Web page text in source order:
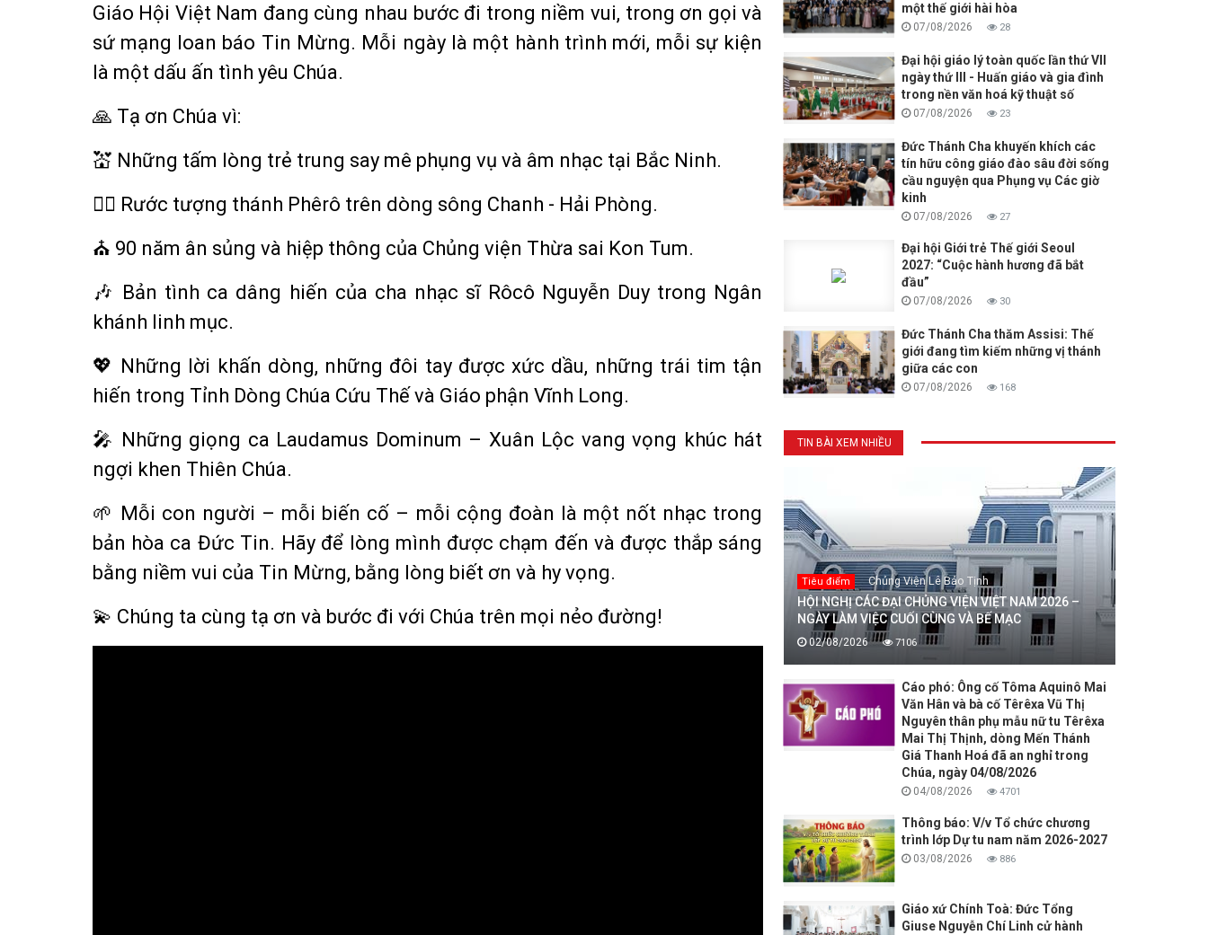
Giáo Hội Việt Nam đang cùng nhau bước đi trong niềm vui, trong ơn gọi và
sứ mạng loan báo Tin Mừng. Mỗi ngày là một hành trình mới, mỗi sự kiện
là một dấu ấn tình yêu Chúa.
🙏 Tạ ơn Chúa vì:
💒 Những tấm lòng trẻ trung say mê phụng vụ và âm nhạc tại Bắc Ninh.
🚣‍♂️ Rước tượng thánh Phêrô trên dòng sông Chanh - Hải Phòng.
⛪ 90 năm ân sủng và hiệp thông của Chủng viện Thừa sai Kon Tum.
🎶 Bản tình ca dâng hiến của cha nhạc sĩ Rôcô Nguyễn Duy trong Ngân
khánh linh mục.
💖 Những lời khấn dòng, những đôi tay được xức dầu, những trái tim tận
hiến trong Tỉnh Dòng Chúa Cứu Thế và Giáo phận Vĩnh Long.
🎤 Những giọng ca Laudamus Dominum – Xuân Lộc vang vọng khúc hát
ngợi khen Thiên Chúa.
🌱 Mỗi con người – mỗi biến cố – mỗi cộng đoàn là một nốt nhạc trong
bản hòa ca Đức Tin. Hãy để lòng mình được chạm đến và được thắp sáng
bằng niềm vui của Tin Mừng, bằng lòng biết ơn và hy vọng.
💫 Chúng ta cùng tạ ơn và bước đi với Chúa trên mọi nẻo đường!
một thế giới hài hòa
07/08/2026 28
Đại hội giáo lý toàn quốc lần thứ VII
ngày thứ III - Huấn giáo và gia đình
trong nền văn hoá kỹ thuật số
07/08/2026 23
Đức Thánh Cha khuyến khích các
tín hữu công giáo đào sâu đời sống
cầu nguyện qua Phụng vụ Các giờ
kinh
07/08/2026 27
Đại hội Giới trẻ Thế giới Seoul
2027: “Cuộc hành hương đã bắt
đầu”
07/08/2026 30
Đức Thánh Cha thăm Assisi: Thế
giới đang tìm kiếm những vị thánh
giữa các con
07/08/2026 168
TIN BÀI XEM NHIỀU
Tiêu điểm Chủng Viện Lê Bảo Tịnh
HỘI NGHỊ CÁC ĐẠI CHỦNG VIỆN VIỆT NAM 2026 –
NGÀY LÀM VIỆC CUỐI CÙNG VÀ BẾ MẠC
02/08/2026 7106
Cáo phó: Ông cố Tôma Aquinô Mai
Văn Hân và bà cố Têrêxa Vũ Thị
Nguyên thân phụ mẫu nữ tu Têrêxa
Mai Thị Thịnh, dòng Mến Thánh
Giá Thanh Hoá đã an nghỉ trong
Chúa, ngày 04/08/2026
04/08/2026 4701
Thông báo: V/v Tổ chức chương
trình lớp Dự tu nam năm 2026-2027
03/08/2026 886
Giáo xứ Chính Toà: Đức Tổng
Giuse Nguyễn Chí Linh cử hành